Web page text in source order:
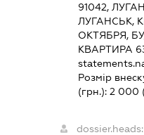
91042,
ЛУГАНСЬК,
ОКТЯБРЯ,
КВАРТИРА
Розмір
(грн.): 2 000
dossier.heads: